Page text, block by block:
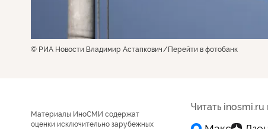
© РИА Новости Владимир Астапкович Перейти в фотобанк
Материалы ИноСМИ содержат
оценки исключительно зарубежных
Читать inosmi.ru